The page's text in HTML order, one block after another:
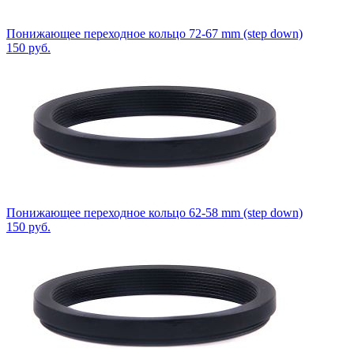
Понижающее переходное кольцо 72-67 mm (step down)
150 руб.
Понижающее переходное кольцо 62-58 mm (step down)
150 руб.